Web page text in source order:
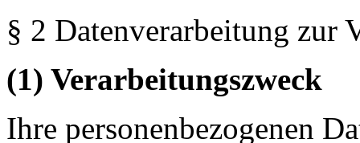
§ 2 Datenverarbeitung zur
(1) Verarbeitungszweck
Ihre personenbezogenen